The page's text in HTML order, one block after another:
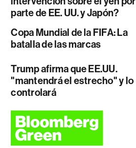
parte de EE. UU. y Japón?
Copa Mundial de la FIFA: La
batalla de las marcas
Trump afirma que EE.UU.
"mantendrá el estrecho" y lo
controlará